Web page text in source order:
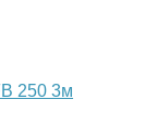
250 3м